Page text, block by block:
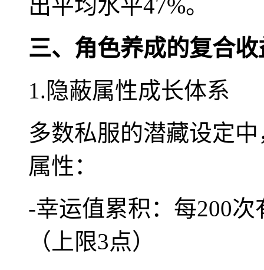
出平均水平47%。
三、角色养成的复合收
1.隐蔽属性成长体系
多数私服的潜藏设定
属性：
-幸运值累积：每200
（上限3点）